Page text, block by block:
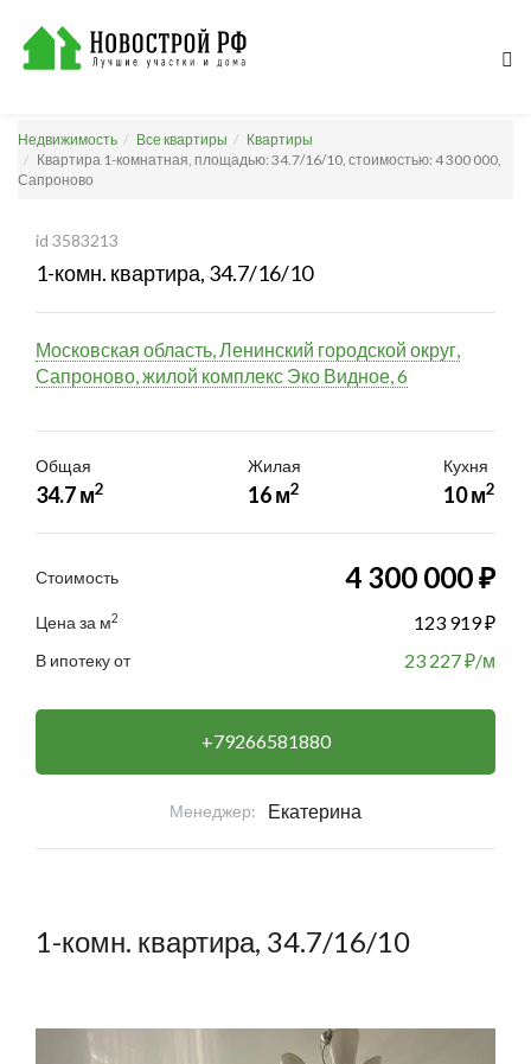
Недвижимость Все квартиры
Квартиры
Квартира 1-комнатная, площадью: 34.7/16/10, стоимостью: 4 300 000,
Сапроново
1-комн. квартира, 34.7/16/10
id 3583213
1-комн. квартира, 34.7/16/10
Московская область, Ленинский городской округ,
Сапроново, жилой комплекс Эко Видное, 6
Общая
34.7 м2
Жилая
16 м2
Кухня
10 м2
Стоимость 4 300 000 ₽
Цена за м2 123 919 ₽
В ипотеку от 23 227₽/м
+79266581880
Менеджер: Екатерина